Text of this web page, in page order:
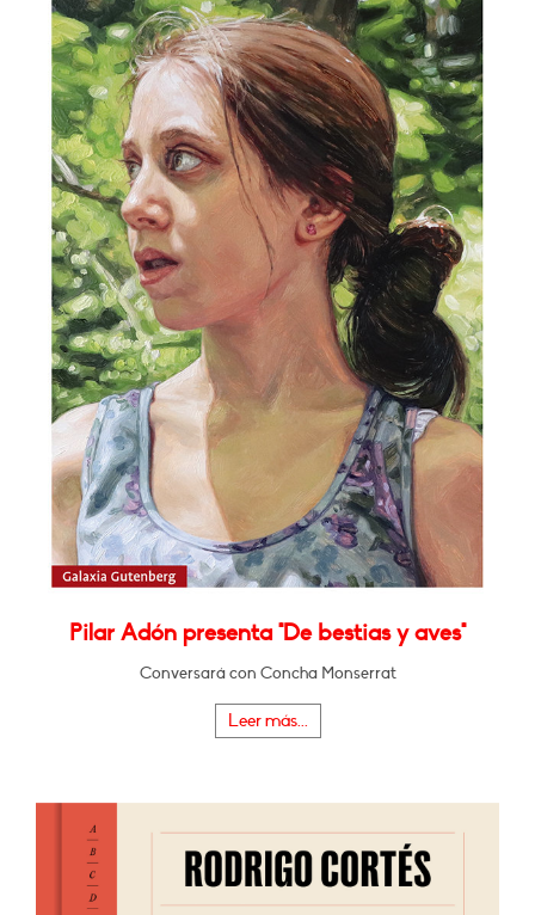
Pilar Adón presenta "De bestias y aves"
Conversará con Concha Monserrat
Leer más...